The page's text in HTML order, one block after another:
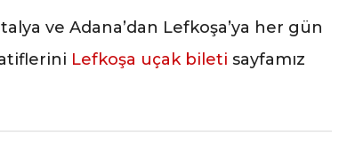
ve Adana’dan Lefkoşa’ya her gün
Lefkoşa uçak bileti sayfamız